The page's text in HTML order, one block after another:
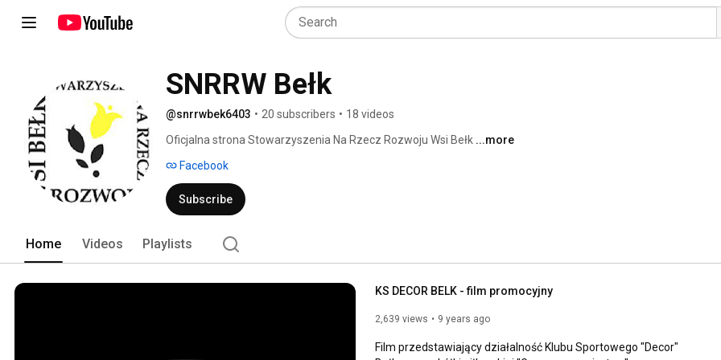
SNRRW Bełk
@snrrwbek6403 • 20 subscribers • 18 videos
Oficjalna strona Stowarzyszenia Na Rzecz Rozwoju Wsi Bełk ...more
Facebook
Subscribe
Home Videos Playlists
KS DECOR BELK - film promocyjny
2,639 views 9 years ago
Film przedstawiający działalność Klubu Sportowego "Decor"